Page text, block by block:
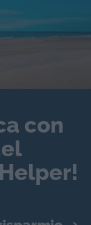
con